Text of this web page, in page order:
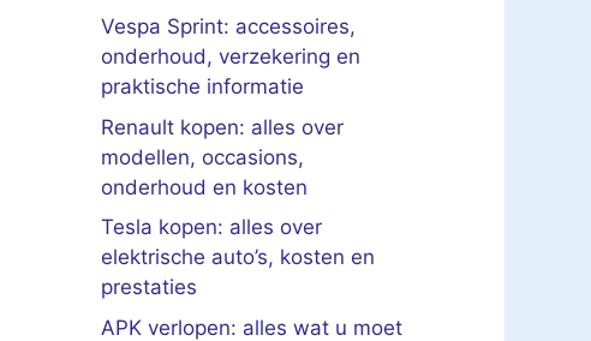
Vespa Sprint: accessoires,
onderhoud, verzekering en
praktische informatie
Renault kopen: alles over
modellen, occasions,
onderhoud en kosten
Tesla kopen: alles over
elektrische auto’s, kosten en
prestaties
APK verlopen: alles wat u moet